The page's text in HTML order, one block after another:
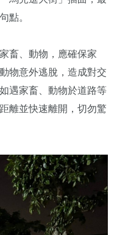
點。
畜、動物，應確保家
物意外逃脫，造成對交
遇家畜、動物於道路等
離並快速離開，切勿驚